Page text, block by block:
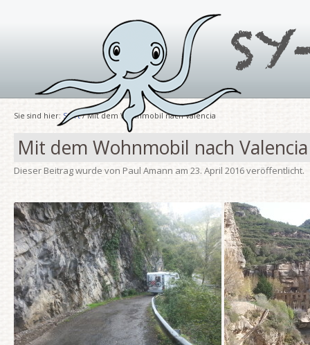
Sie sind hier: Start/ Mit dem Wohnmobil nach Valencia
Mit dem Wohnmobil nach Valencia
Dieser Beitrag wurde von Paul Amann am 23. April 2016veröffentlicht.